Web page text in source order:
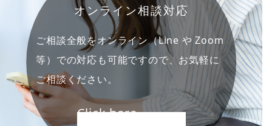
オンライン相談対応
ご相談全般をオンライン（Line や Zoom
等）での対応も可能ですので、お気軽に
ご相談ください。
Click here